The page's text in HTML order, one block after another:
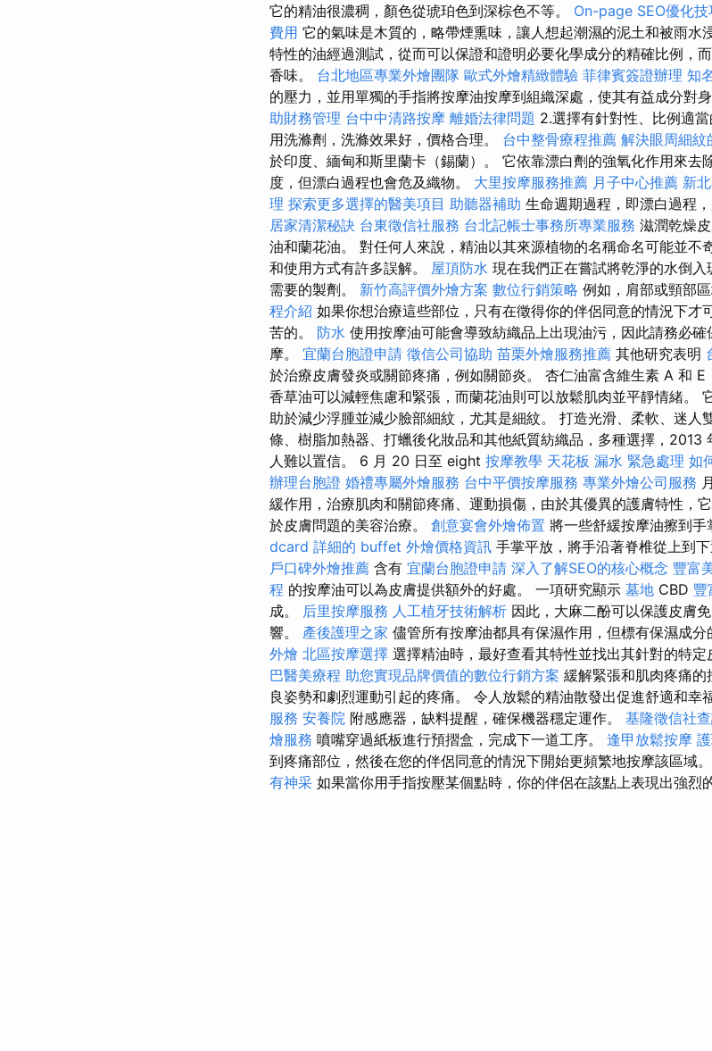
它的精油很濃稠，顏色從琥珀色到深棕色不等。 On-page SEO優化技
費用 它的氣味是木質的，略帶煙熏味，讓人想起潮濕的泥土和被雨水
特性的油經過測試，從而可以保證和證明必要化學成分的精確比例，
香味。 台北地區專業外燴團隊 歐式外燴精緻體驗 菲律賓簽證辦理 知
的壓力，並用單獨的手指將按摩油按摩到組織深處，使其有益成分對
助財務管理 台中中清路按摩 離婚法律問題 2.選擇有針對性、比例適
用洗滌劑，洗滌效果好，價格合理。 台中整骨療程推薦 解決眼周細紋
於印度、緬甸和斯里蘭卡（錫蘭）。 它依靠漂白劑的強氧化作用來去
度，但漂白過程也會危及織物。 大里按摩服務推薦 月子中心推薦 新
理 探索更多選擇的醫美項目 助聽器補助 生命週期過程，即漂白過程
居家清潔秘訣 台東徵信社服務 台北記帳士事務所專業服務 滋潤乾燥
油和蘭花油。 對任何人來說，精油以其來源植物的名稱命名可能並不
和使用方式有許多誤解。 屋頂防水 現在我們正在嘗試將乾淨的水倒
需要的製劑。 新竹高評價外燴方案 數位行銷策略 例如，肩部或頸部
程介紹 如果你想治療這些部位，只有在徵得你的伴侶同意的情況下才
苦的。 防水 使用按摩油可能會導致紡織品上出現油污，因此請務必
摩。 宜蘭台胞證申請 徵信公司協助 苗栗外燴服務推薦 其他研究表明
於治療皮膚發炎或關節疼痛，例如關節炎。 杏仁油富含維生素 A 和 E
香草油可以減輕焦慮和緊張，而蘭花油則可以放鬆肌肉並平靜情緒。
助於減少浮腫並減少臉部細紋，尤其是細紋。 打造光滑、柔軟、迷人
條、樹脂加熱器、打蠟後化妝品和其他紙質紡織品，多種選擇，2013
人難以置信。 6 月 20 日至 eight 按摩教學 天花板 漏水 緊急處理 如
辦理台胞證 婚禮專屬外燴服務 台中平價按摩服務 專業外燴公司服務
緩作用，治療肌肉和關節疼痛、運動損傷，由於其優異的護膚特性，
於皮膚問題的美容治療。 創意宴會外燴佈置 將一些舒緩按摩油擦到手
dcard 詳細的 buffet 外燴價格資訊 手掌平放，將手沿著脊椎從上到
戶口碑外燴推薦 含有 宜蘭台胞證申請 深入了解SEO的核心概念 豐富
程 的按摩油可以為皮膚提供額外的好處。 一項研究顯示 墓地 CBD 豐
成。 后里按摩服務 人工植牙技術解析 因此，大麻二酚可以保護皮膚
響。 產後護理之家 儘管所有按摩油都具有保濕作用，但標有保濕成分
外燴 北區按摩選擇 選擇精油時，最好查看其特性並找出其針對的特定
巴醫美療程 助您實現品牌價值的數位行銷方案 緩解緊張和肌肉疼痛
良姿勢和劇烈運動引起的疼痛。 令人放鬆的精油散發出促進舒適和幸
服務 安養院 附感應器，缺料提醒，確保機器穩定運作。 基隆徵信社
燴服務 噴嘴穿過紙板進行預摺盒，完成下一道工序。 逢甲放鬆按摩
到疼痛部位，然後在您的伴侶同意的情況下開始更頻繁地按摩該區域。
有神采 如果當你用手指按壓某個點時，你的伴侶在該點上表現出強烈